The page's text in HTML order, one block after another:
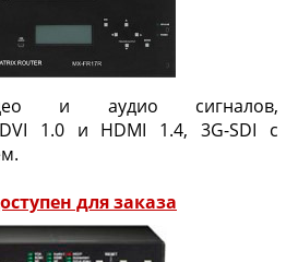
и аудио сигналов,
1.0 и HDMI 1.4, 3G-SDI с
для заказа